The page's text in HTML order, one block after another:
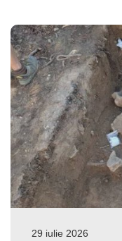
29 iulie 2026